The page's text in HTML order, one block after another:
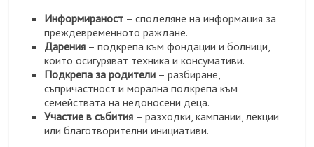
Информираност – споделяне на информация за
преждевременното раждане.
Дарения – подкрепа към фондации и болници,
които осигуряват техника и консумативи.
Подкрепа за родители – разбиране,
съпричастност и морална подкрепа към
семействата на недоносени деца.
Участие в събития – разходки, кампании, лекции
или благотворителни инициативи.